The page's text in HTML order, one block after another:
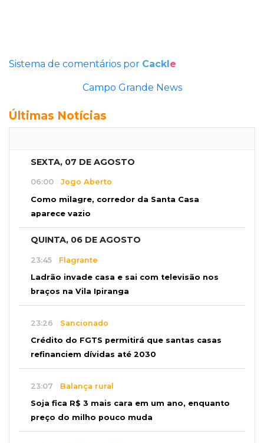
Sistema de comentários por Cackle
Campo Grande News
Últimas Notícias
SEXTA, 07 DE AGOSTO
06:00 Jogo Aberto
Como milagre, corredor da Santa Casa
aparece vazio
QUINTA, 06 DE AGOSTO
23:45 Flagrante
Ladrão invade casa e sai com televisão nos
braços na Vila Ipiranga
23:26 Sancionado
Crédito do FGTS permitirá que santas casas
refinanciem dívidas até 2030
23:07 Balança rural
Soja fica R$ 3 mais cara em um ano, enquanto
preço do milho pouco muda